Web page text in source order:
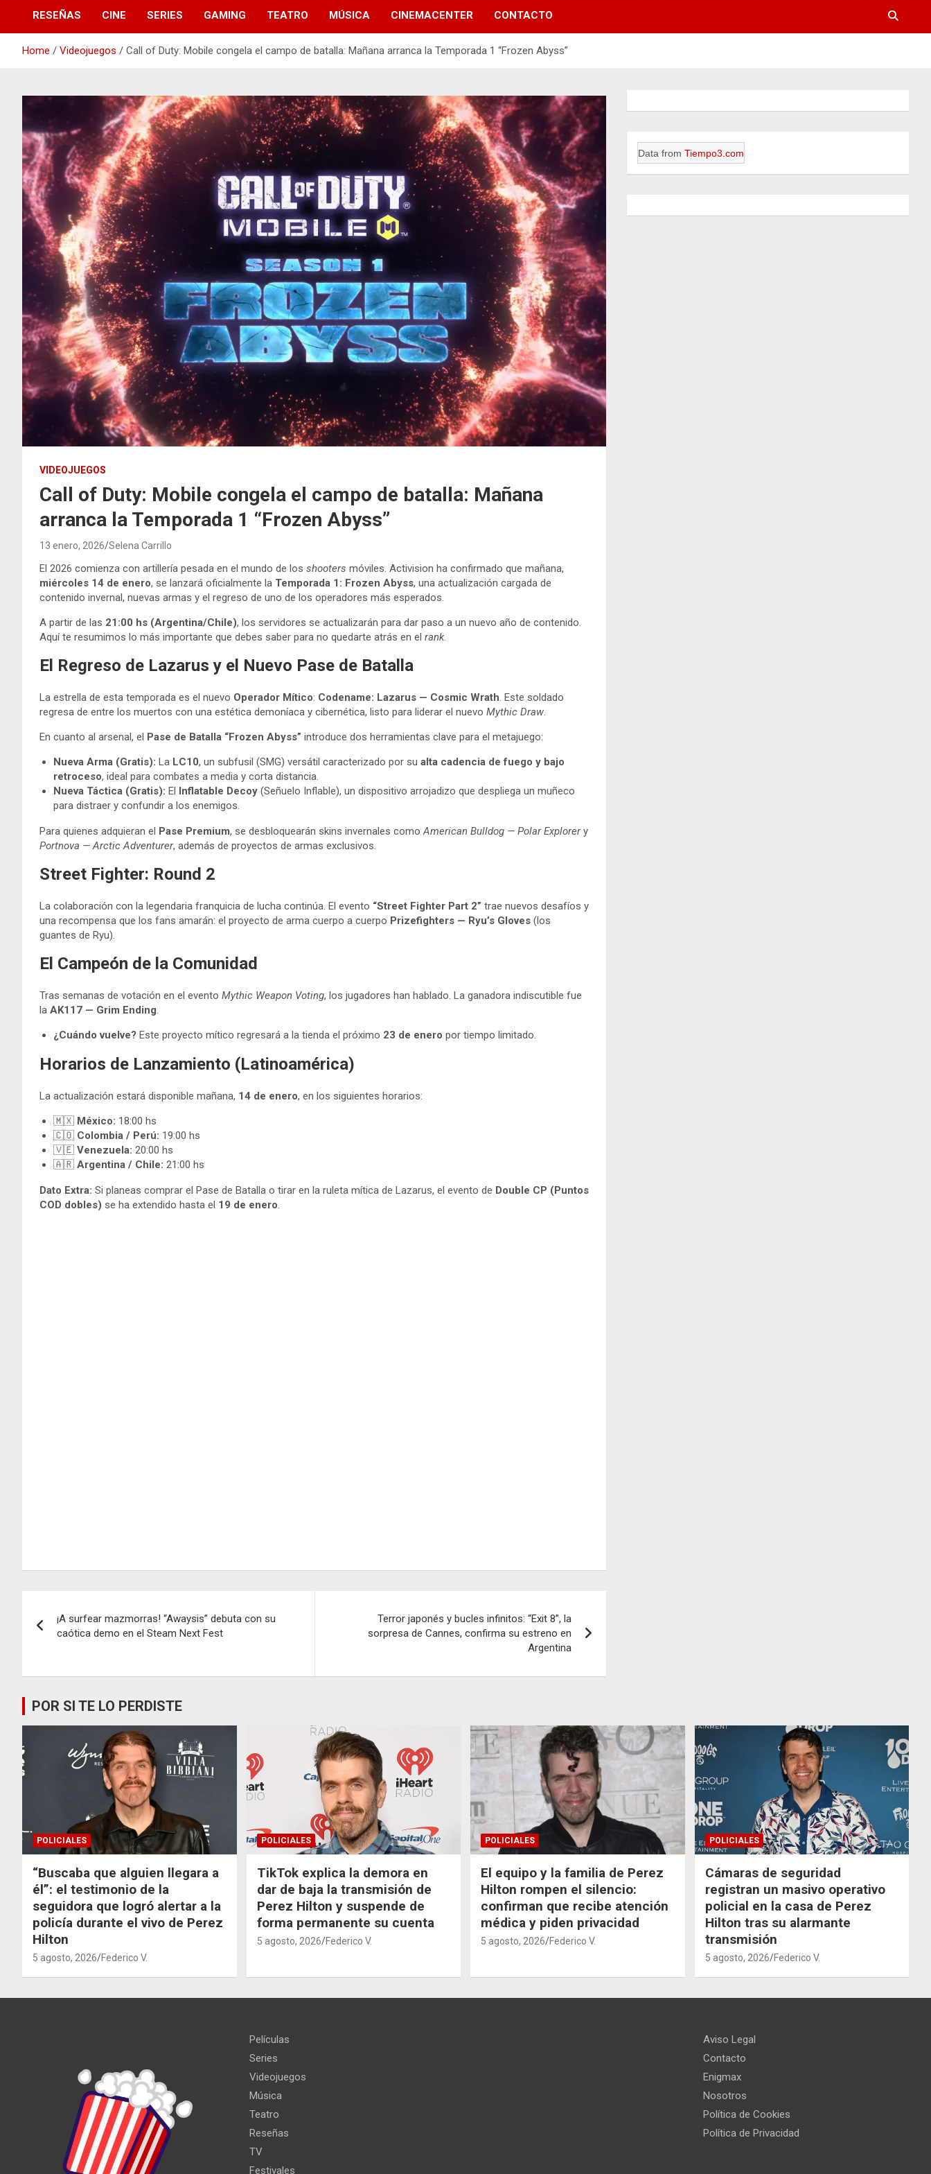
RESEÑAS CINE SERIES GAMING TEATRO MÚSICA CINEMACENTER CONTACTO
Home Videojuegos Call of Duty: Mobile congela el campo de batalla: Mañana arranca la Temporada 1 “Frozen Abyss”
VIDEOJUEGOS
Call of Duty: Mobile congela el campo de batalla: Mañana
arranca la Temporada 1 “Frozen Abyss”
13 enero, 2026 Selena Carrillo
El 2026 comienza con artillería pesada en el mundo de los shooters móviles. Activision ha confirmado que mañana,
miércoles 14 de enero, se lanzará oficialmente la Temporada 1: Frozen Abyss, una actualización cargada de
contenido invernal, nuevas armas y el regreso de uno de los operadores más esperados.
A partir de las 21:00 hs (Argentina/Chile), los servidores se actualizarán para dar paso a un nuevo año de contenido.
Aquí te resumimos lo más importante que debes saber para no quedarte atrás en el rank.
El Regreso de Lazarus y el Nuevo Pase de Batalla
La estrella de esta temporada es el nuevo Operador Mítico: Codename: Lazarus — Cosmic Wrath. Este soldado
regresa de entre los muertos con una estética demoníaca y cibernética, listo para liderar el nuevo Mythic Draw.
En cuanto al arsenal, el Pase de Batalla “Frozen Abyss” introduce dos herramientas clave para el metajuego:
Nueva Arma (Gratis): La LC10, un subfusil (SMG) versátil caracterizado por su alta cadencia de fuego y bajo
retroceso, ideal para combates a media y corta distancia.
Nueva Táctica (Gratis): El Inflatable Decoy (Señuelo Inflable), un dispositivo arrojadizo que despliega un muñeco
para distraer y confundir a los enemigos.
Para quienes adquieran el Pase Premium, se desbloquearán skins invernales comoAmerican Bulldog — Polar Explorery
Portnova — Arctic Adventurer, además de proyectos de armas exclusivos.
Street Fighter: Round 2
La colaboración con la legendaria franquicia de lucha continúa. El evento “Street Fighter Part 2” trae nuevos desafíos y
una recompensa que los fans amarán: el proyecto de arma cuerpo a cuerpo Prizefighters — Ryu’s Gloves (los
guantes de Ryu).
El Campeón de la Comunidad
Tras semanas de votación en el evento Mythic Weapon Voting, los jugadores han hablado. La ganadora indiscutible fue
la AK117 — Grim Ending.
¿Cuándo vuelve? Este proyecto mítico regresará a la tienda el próximo 23 de enero por tiempo limitado.
Horarios de Lanzamiento (Latinoamérica)
La actualización estará disponible mañana, 14 de enero, en los siguientes horarios:
🇲🇽 México: 18:00 hs
🇨🇴 Colombia / Perú: 19:00 hs
🇻🇪 Venezuela: 20:00 hs
🇦🇷 Argentina / Chile: 21:00 hs
Dato Extra: Si planeas comprar el Pase de Batalla o tirar en la ruleta mítica de Lazarus, el evento de Double CP (Puntos
COD dobles) se ha extendido hasta el 19 de enero.
de
¡A surfear mazmorras! “Awaysis” debuta con su
caótica demo en el Steam Next Fest
Terror japonés y bucles infinitos: “Exit 8”, la
sorpresa de Cannes, confirma su estreno en
Argentina
Data fromTiempo3.com
POR SI TE LO PERDISTE
POLICIALES
“Buscaba que alguien llegara a
él”: el testimonio de la
seguidora que logró alertar a la
policía durante el vivo de Perez
Hilton
5 agosto, 2026 Federico V.
POLICIALES
TikTok explica la demora en
dar de baja la transmisión de
Perez Hilton y suspende de
forma permanente su cuenta
5 agosto, 2026 Federico V.
POLICIALES
El equipo y la familia de Perez
Hilton rompen el silencio:
confirman que recibe atención
médica y piden privacidad
5 agosto, 2026 Federico V.
POLICIALES
Cámaras de seguridad
registran un masivo operativo
policial en la casa de Perez
Hilton tras su alarmante
transmisión
5 agosto, 2026 Federico V.
Películas
Series
Videojuegos
Música
Teatro
Reseñas
TV
Festivales
Aviso Legal
Contacto
Enigmax
Nosotros
Política de Cookies
Política de Privacidad